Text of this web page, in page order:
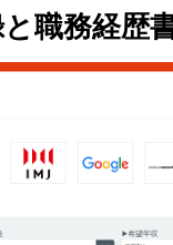
職務経歴